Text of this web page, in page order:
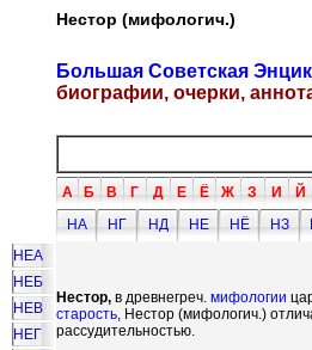
Нестор (мифологич.)
Большая Советская
биографии, очерки,
А Б В Г Д Е Ё Ж З И Й
НА
НГ НД НЕ НЁ НЗ
НЕА
НЕБ
НЕВ
НЕГ
Нестор, в древнегреч. мифологии
старость, Нестор (мифологич.)
рассудительностью.